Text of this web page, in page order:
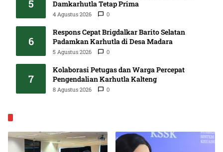
5
Damkarhutla Tetap Prima
4 Agustus 2026 0
6
Respons Cepat Brigdalkar Barito Selatan
Padamkan Karhutla di Desa Madara
5 Agustus 2026 0
7
Kolaborasi Petugas dan Warga Percepat
Pengendalian Karhutla Kalteng
8 Agustus 2026 0